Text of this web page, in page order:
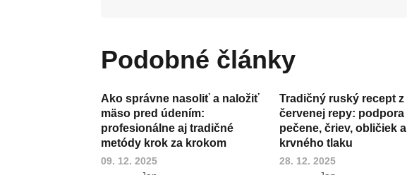
Podobné články
Ako správne nasoliť a naložiť
mäso pred údením:
profesionálne aj tradičné
metódy krok za krokom
09. 12. 2025
Tradičný ruský recept z
červenej repy: podpora
pečene, čriev, obličiek a
krvného tlaku
28. 12. 2025